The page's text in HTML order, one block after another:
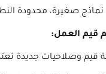
صغيرة، محدودة
قيم وصلاحيات جديدة